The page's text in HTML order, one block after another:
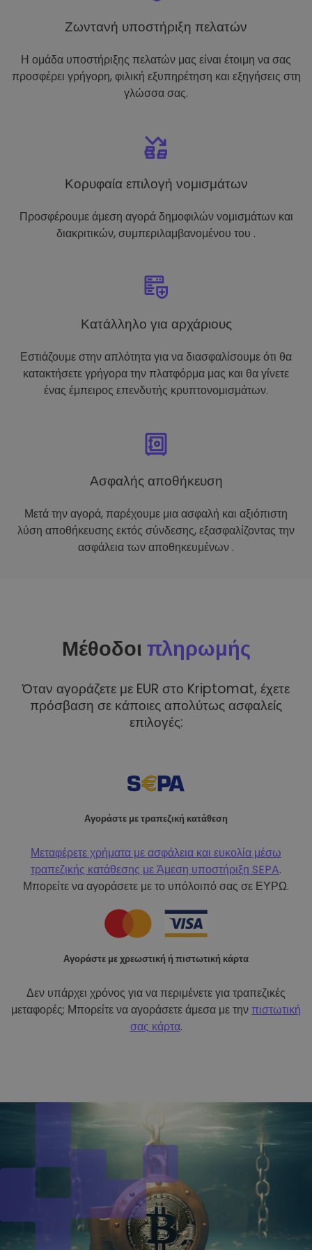
Ζωντανή υποστήριξη πελατών
Η ομάδα υποστήριξης πελατών μας είναι έτοιμη να σας
προσφέρει γρήγορη, φιλική εξυπηρέτηση και εξηγήσεις στη
γλώσσα σας.
Κορυφαία επιλογή νομισμάτων
Προσφέρουμε άμεση αγορά δημοφιλών νομισμάτων και
διακριτικών, συμπεριλαμβανομένου του .
Κατάλληλο για αρχάριους
Εστιάζουμε στην απλότητα για να διασφαλίσουμε ότι θα
κατακτήσετε γρήγορα την πλατφόρμα μας και θα γίνετε
ένας έμπειρος επενδυτής κρυπτονομισμάτων.
Ασφαλής αποθήκευση
Μετά την αγορά, παρέχουμε μια ασφαλή και αξιόπιστη
λύση αποθήκευσης εκτός σύνδεσης, εξασφαλίζοντας την
ασφάλεια των αποθηκευμένων .
Μέθοδοι πληρωμής
Όταν αγοράζετε με EUR στο Kriptomat, έχετε
πρόσβαση σε κάποιες απολύτως ασφαλείς
επιλογές:
Αγοράστε με τραπεζική κατάθεση
Μεταφέρετε χρήματα με ασφάλεια και ευκολία μέσω
τραπεζικής κατάθεσης μεΆμεση υποστήριξη SEPA.
Μπορείτε να αγοράσετε με το υπόλοιπό σας σε ΕΥΡΩ.
Αγοράστε με χρεωστική ή πιστωτική κάρτα
Δεν υπάρχει χρόνος για να περιμένετε για τραπεζικές
μεταφορές; Μπορείτε να αγοράσετε άμεσα με τηνπιστωτική
σας κάρτα.